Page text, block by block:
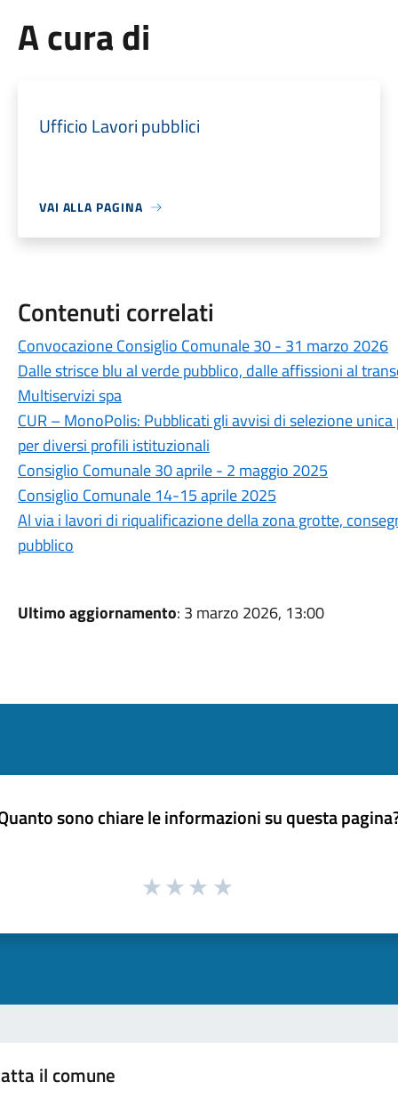
A cura di
Ufficio Lavori pubblici
VAI ALLA PAGINA
Contenuti correlati
Convocazione Consiglio Comunale 30 - 31 marzo 2026
Dalle strisce blu al verde pubblico, dalle affissioni al
Multiservizi spa
CUR – MonoPolis: Pubblicati gli avvisi di selezione
per diversi profili istituzionali
Consiglio Comunale 30 aprile - 2 maggio 2025
Consiglio Comunale 14-15 aprile 2025
Al via i lavori di riqualificazione della zona grotte,
pubblico
Ultimo aggiornamento: 3 marzo 2026, 13:00
sono chiare le informazioni su questa
il comune